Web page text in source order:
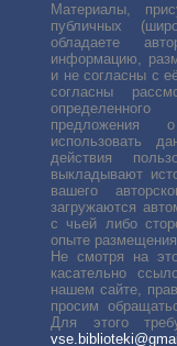
Материалы,
публичных
обладаете
информацию,
и не согласны с
согласны
предложения
использовать
действия
выкладывают
вашего
загружаются
с чьей либо
опыте
Не смотря на
касательно
нашем сайте,
просим
Для этого